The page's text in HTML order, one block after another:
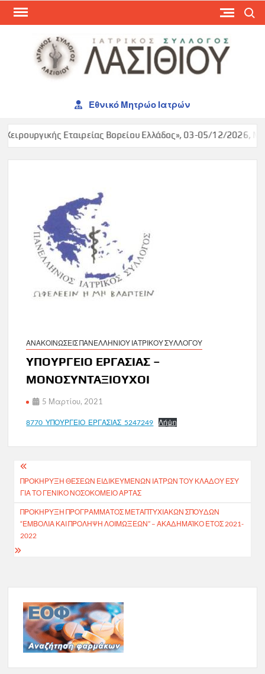
Skip
Εθνικό Μητρώο Ιατρών
Εταιρείας Βορείου Ελλάδος», 03-05/12/2026,
ΑΝΑΚΟΙΝΩΣΕΙΣ ΠΑΝΕΛΛΗΝΙΟΥ ΙΑΤΡΙΚΟΥ ΣΥΛΛΟΓΟΥ
ΥΠΟΥΡΓΕΙΟ ΕΡΓΑΣΙΑΣ –
ΜΟΝΟΣΥΝΤΑΞΙΟΥΧΟΙ
5 Μαρτίου, 2021
8770_ΥΠΟΥΡΓΕΙΟ_ΕΡΓΑΣΙΑΣ_5247249 Λήψη
Πλοήγηση
άρθρων
ΠΡΟΚΗΡΥΞΗ ΘΕΣΕΩΝ ΕΙΔΙΚΕΥΜΕΝΩΝ ΙΑΤΡΩΝ ΤΟΥ ΚΛΑΔΟΥ ΕΣΥ
ΓΙΑ ΤΟ ΓΕΝΙΚΟ ΝΟΣΟΚΟΜΕΙΟ ΑΡΤΑΣ
ΠΡΟΚΉΡΥΞΗ ΠΡΟΓΡΆΜΜΑΤΟΣ ΜΕΤΑΠΤΥΧΙΑΚΏΝ ΣΠΟΥΔΏΝ
“ΕΜΒΌΛΙΑ ΚΑΙ ΠΡΌΛΗΨΗ ΛΟΙΜΏΞΕΩΝ” – ΑΚΑΔΗΜΑΪΚΌ ΈΤΟΣ 2021-
2022